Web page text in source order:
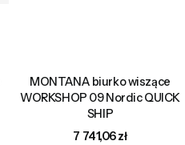
MONTANA biurko wiszące
WORKSHOP 09 Nordic QUICK
SHIP
Cena
7 741,06 zł